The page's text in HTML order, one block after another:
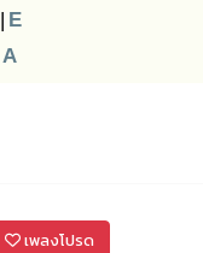
| E
A
เพลงโปรด